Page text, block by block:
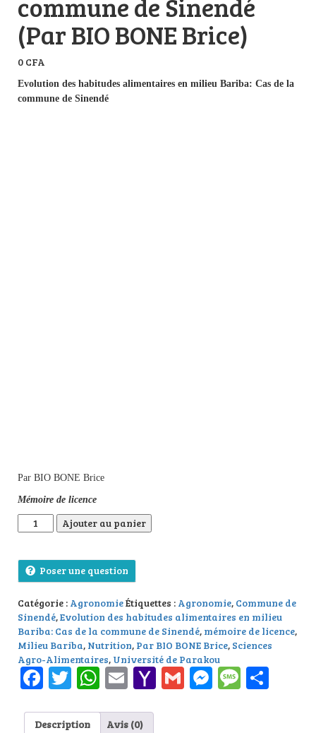
(Par BIO BONE Brice)
0 CFA
Evolution des habitudes alimentaires en milieu Bariba: Cas de la
commune de Sinendé
Par BIO BONE Brice
Mémoire de licence
quantité de Evolution des habitudes alimentaires en milieu
Ajouter au panier
Poser une question
Catégorie : AgronomieÉtiquettes : Agronomie, Commune de
Sinendé,Evolution des habitudes alimentaires en milieu
Bariba: Cas de la commune de Sinendé, mémoire de licence,
Milieu Bariba, Nutrition, Par BIO BONE Brice, Sciences
Agro-Alimentaires, Université de Parakou
Facebook
Twitter
WhatsApp
EmailYahoo
Mail
Gmail
Description Avis (0)